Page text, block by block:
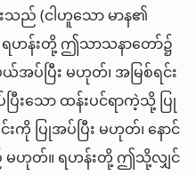
ည် (ငါဟူသော မာန၏
ရဟန်းတို့ ဤသာသနာတော်၌
ပ်ပြီး မဟုတ်၊ အမြစ်ရင်း
းသော ထန်းပင်ရာကဲ့သို့ ပြု
းကို ပြုအပ်ပြီး မဟုတ်၊ နောင်
မဟုတ်။ ရဟန်းတို့ ဤသို့လျှင်